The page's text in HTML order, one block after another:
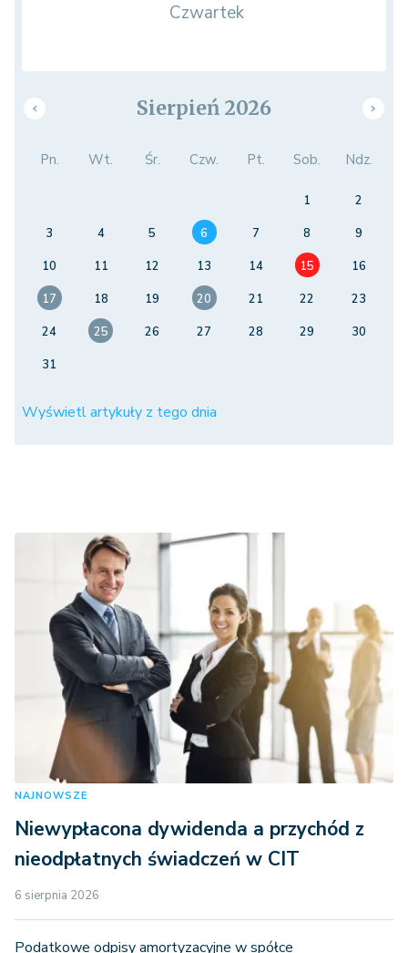
Czwartek
Sierpień 2026
Pn. Wt. Śr. Czw. Pt. Sob. Ndz.
1
2
3
4 5 6 7 8
9
10
11 12 13 14 15
16
17
18 19 20 21 22
23
24
25 26 27 28 29
30
31
Wyświetl artykuły z tego dnia
NAJNOWSZE
Niewypłacona dywidenda a przychód z
nieodpłatnych świadczeń w CIT
6 sierpnia 2026
Podatkowe odpisy amortyzacyjne w spółce